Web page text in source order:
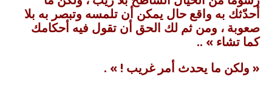
أحدّثك به واقع حال يمكن أن تلمسه وتبصر به بلا
صعوبة ، ومن ثم لك الحق أن تقول فيه أحكامك
كما تشاء » ..
« ولكن ما يحدث أمر غريب ! » .